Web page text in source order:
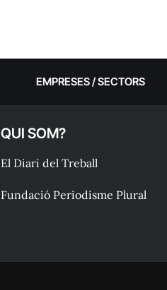
EMPRESES / SECTORS
QUI SOM?
El Diari del Treball
Fundació Periodisme Plural